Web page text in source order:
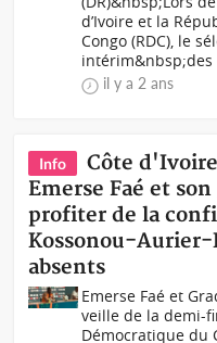
d’Ivoire et la
Congo (RDC), le
intérim&nbsp;des
il y a 2 ans
Info
Côte d'Ivoire
Emerse Faé et
profiter de la
Kossonou-Aurier-
absents
Emerse Faé et
veille de la demi-
Démocratique du